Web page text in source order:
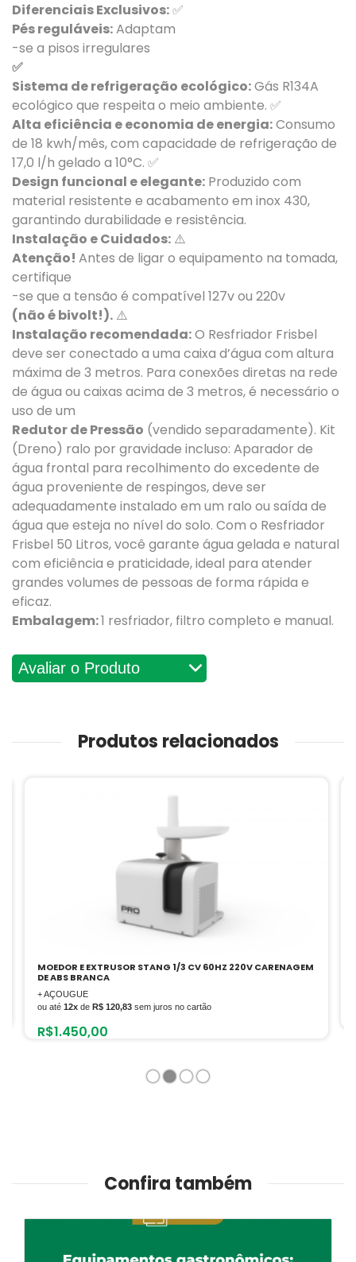
Diferenciais Exclusivos:✅
Pés reguláveis:Adaptam
-se a pisos irregulares
✅
Sistema de refrigeração ecológico:Gás R134A
ecológico que respeita o meio ambiente. ✅
Alta eficiência e economia de energia:Consumo
de 18 kwh/mês, com capacidade de refrigeração de
17,0 l/h gelado a 10°C. ✅
Design funcional e elegante: Produzido com
material resistente e acabamento em inox 430,
garantindo durabilidade e resistência.
Instalação e Cuidados: ⚠️
Atenção! Antes de ligar o equipamento na tomada,
certifique
-se que a tensão é compatível 127v ou 220v
(não é bivolt!). ⚠️
Instalação recomendada:O Resfriador Frisbel
deve ser conectado a uma caixa d’água com altura
máxima de 3 metros. Para conexões diretas na rede
de água ou caixas acima de 3 metros, é necessário o
uso de um
Redutor de Pressão (vendido separadamente). Kit
(Dreno) ralo por gravidade incluso: Aparador de
gua frontal para recolhimento do excedente de
gua proveniente de respingos, deve ser
adequadamente instalado em um ralo ou saída de
gua que esteja no nível do solo. Com o Resfriador
Frisbel 50 Litros, você garante água gelada e natural
com eficiência e praticidade, ideal para atender
grandes volumes de pessoas de forma rápida e
eficaz.
Embalagem:1 resfriador, filtro completo e manual.
Avaliações
Produtos relacionados
MOEDOR E EXTRUSOR STANG 1/3 CV 60HZ 220V CARENAGEM
DE ABS BRANCA
+ AÇOUGUE
ou até 12x de R$ 120,83 sem juros no cartão
R$1.450,00
1 2 3 4
Confira também